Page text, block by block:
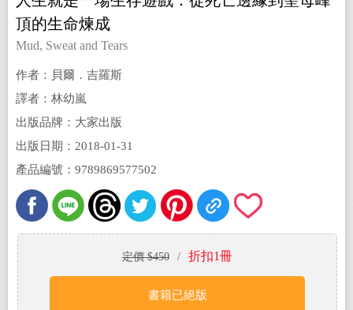
頂的生命煉成
Mud, Sweat and Tears
作者：貝爾．吉羅斯
譯者：林幼嵐
出版品牌：大家出版
出版日期：2018-01-31
產品編號：9789869577502
定價 $450 / 折扣1冊
書籍已絕版